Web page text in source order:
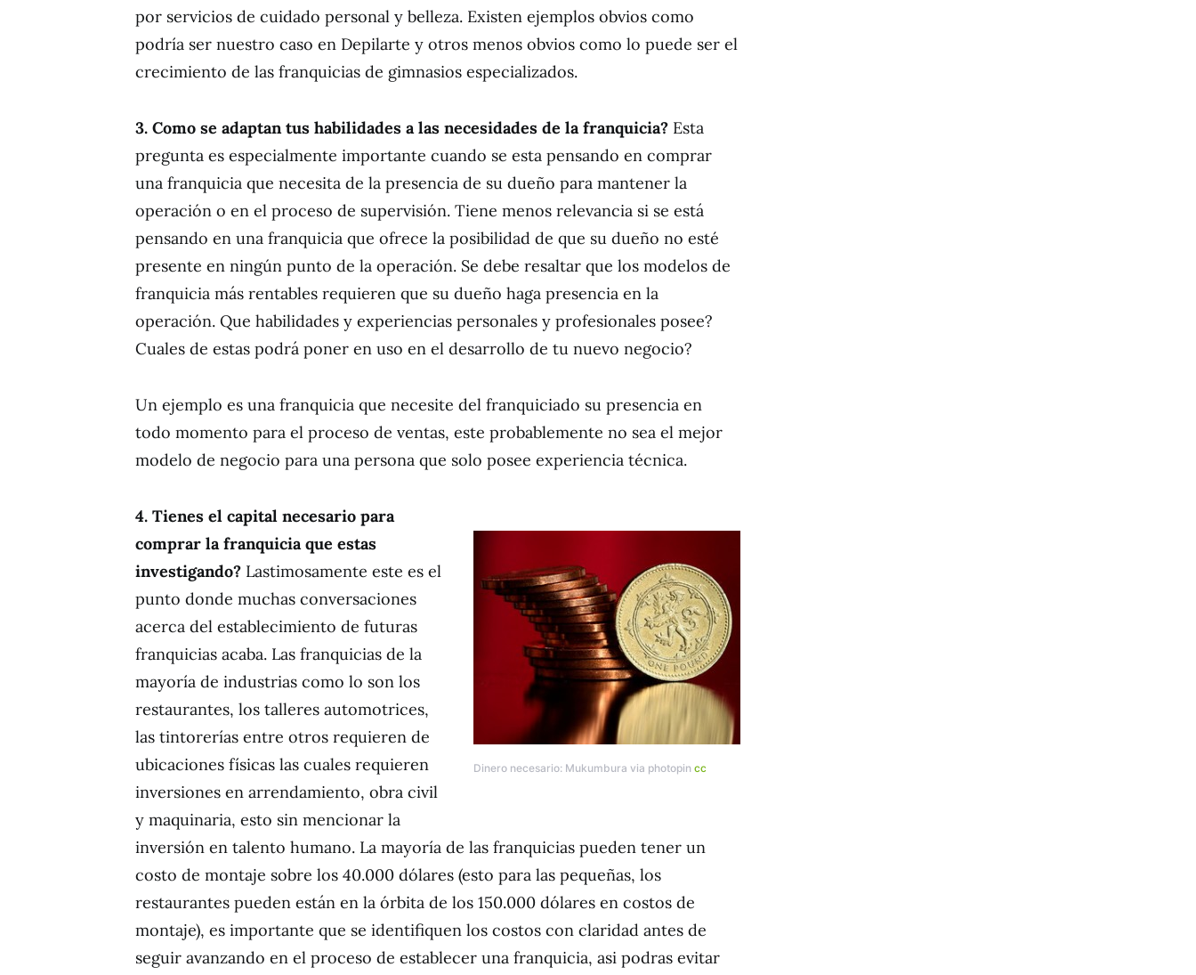
por servicios de cuidado personal y belleza. Existen ejemplos obvios como
podría ser nuestro caso en Depilarte y otros menos obvios como lo puede ser el
crecimiento de las franquicias de gimnasios especializados.
3. Como se adaptan tus habilidades a las necesidades de la franquicia? Esta
pregunta es especialmente importante cuando se esta pensando en comprar
una franquicia que necesita de la presencia de su dueño para mantener la
operación o en el proceso de supervisión. Tiene menos relevancia si se está
pensando en una franquicia que ofrece la posibilidad de que su dueño no esté
presente en ningún punto de la operación. Se debe resaltar que los modelos de
franquicia más rentables requieren que su dueño haga presencia en la
operación. Que habilidades y experiencias personales y profesionales posee?
Cuales de estas podrá poner en uso en el desarrollo de tu nuevo negocio?
Un ejemplo es una franquicia que necesite del franquiciado su presencia en
todo momento para el proceso de ventas, este probablemente no sea el mejor
modelo de negocio para una persona que solo posee experiencia técnica.
Dinero necesario: Mukumbura via photopin cc
4. Tienes el capital necesario para
comprar la franquicia que estas
investigando? Lastimosamente este es el
punto donde muchas conversaciones
acerca del establecimiento de futuras
franquicias acaba. Las franquicias de la
mayoría de industrias como lo son los
restaurantes, los talleres automotrices,
las tintorerías entre otros requieren de
ubicaciones físicas las cuales requieren
inversiones en arrendamiento, obra civil
y maquinaria, esto sin mencionar la
inversión en talento humano. La mayoría de las franquicias pueden tener un
costo de montaje sobre los 40.000 dólares (esto para las pequeñas, los
restaurantes pueden están en la órbita de los 150.000 dólares en costos de
montaje), es importante que se identifiquen los costos con claridad antes de
seguir avanzando en el proceso de establecer una franquicia, asi podras evitar